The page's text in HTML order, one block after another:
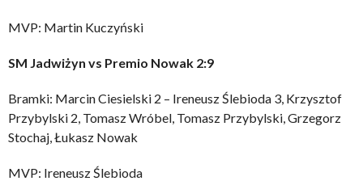
MVP: Martin Kuczyński
SM Jadwiżyn vs Premio Nowak 2:9
Bramki: Marcin Ciesielski 2 – Ireneusz Ślebioda 3, Krzysztof
Przybylski 2, Tomasz Wróbel, Tomasz Przybylski, Grzegorz
Stochaj, Łukasz Nowak
MVP: Ireneusz Ślebioda